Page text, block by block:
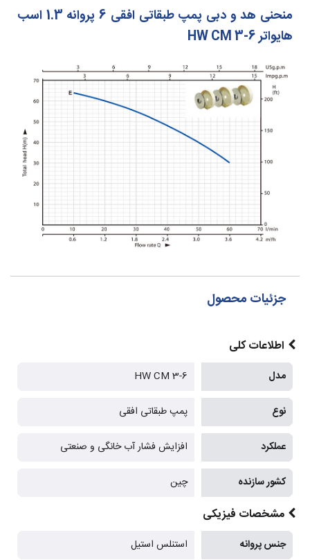
منحنی هد و دبی پمپ طبقاتی افقی 6 پروانه 1.3 اسب
هایواتر HW CM 3-6
جزئیات محصول
اطلاعات کلی
مدل HW CM 3-6
نوع پمپ طبقاتی افقی
عملکرد افزایش فشار آب خانگی و صنعتی
کشور سازنده چین
مشخصات فیزیکی
جنس پروانه استنلس استیل